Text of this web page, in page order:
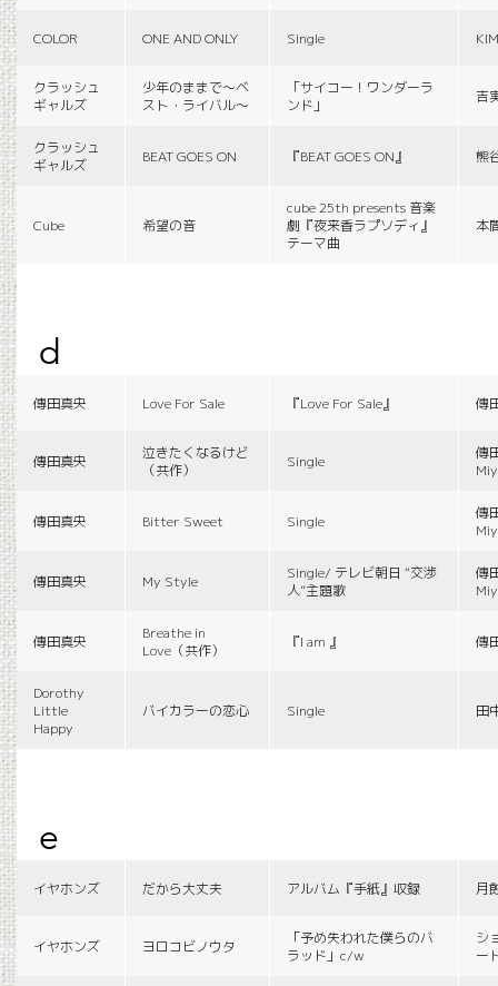
COLOR ONE AND ONLY Single
クラッシュ
ギャルズ
少年のままで〜ベ
スト・ライバル〜
「サイコー！ワンダーラ
ンド」
吉
クラッシュ
ギャルズ
BEAT GOES ON 『BEAT GOES ON』 熊
Cube 希望の音
cube 25th presents 音楽
劇『夜来香ラプソディ』
テーマ曲
本
d
傳田真央 Love For Sale 『Love For Sale』 傳
傳田真央
泣きたくなるけど
（共作）
Single
傳
傳田真央 Bitter Sweet Single
傳
傳田真央 My Style
Single/ テレビ朝日 “交渉
人”主題歌
傳
傳田真央
Breathe in
Love（共作）
『I am 』 傳
Dorothy
Little
Happy
バイカラーの恋心 Single 田
e
イヤホンズ だから大丈夫 アルバム『手紙』収録 月
イヤホンズ ヨロコビノウタ
「予め失われた僕らのバ
ラッド」c/w
シ
ー